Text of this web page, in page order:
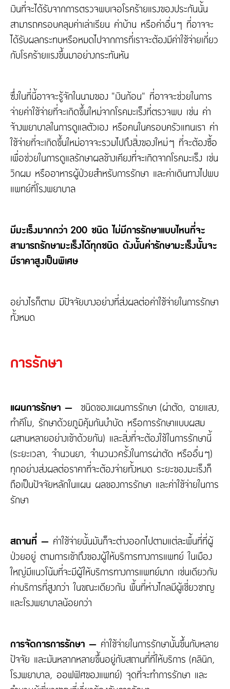
เงินที่จะได้รับจากการตรวจพบเจอโรคร้ายแรงของประกันนั้น
สามารถครอบคลุมค่าเล่าเรียน ค่าบ้าน หรือค่าอื่นๆ ที่อาจจะ
ได้รับผลกระทบหรือหมดไปจากการที่เราจะต้องมีค่าใช้จ่ายเกี่ยว
กับโรคร้ายแรงขึ้นมาอย่างกระทันหัน
ซึ่งในที่นี้อาจจะรู้จักในนามของ "เงินก้อน" ที่อาจจะช่วยในการ
จ่ายค่าใช้จ่ายที่จะเกิดขึ้นใหม่จากโรคมะเร็งที่ตรวจพบ เช่น ค่า
จ้างพยาบาลในการดูแลตัวเอง หรือคนในครอบครัวแทนเรา ค่า
ใช้จ่ายที่จะเกิดขึ้นใหม่อาจจะรวมไปถึงสิ่งของใหม่ๆ ที่จะต้องซื้อ
เพื่อช่วยในการดูแลรักษาผลข้างเคียงที่จะเกิดจากโรคมะเร็ง เช่น
วิกผม หรืออาหารผู้ป่วยสำหรับการรักษา และค่าเดินทางไปพบ
แพทย์ที่โรงพยาบาล
มีมะเร็งมากกว่า 200 ชนิด ไม่มีการรักษาแบบไหนที่จะ
สามารถรักษามะเร็งได้ทุกชนิด ดังนั้นค่ารักษามะเร็งนั้นจะ
มีราคาสูงเป็นพิเศษ
อย่างไรก็ตาม มีปัจจัยบางอย่างที่ส่งผลต่อค่าใช้จ่ายในการรักษา
ทั้งหมด
การรักษา
แผนการรักษา – ชนิดของแผนการรักษา (ผ่าตัด, ฉายแสง,
ทำคีโม, รักษาด้วยภูมิคุ้มกันบำบัด หรือการรักษาแบบผสม
ผสานหลายอย่างเข้าด้วยกัน) และสิ่งที่จะต้องใช้ในการรักษานี้
(ระยะเวลา, จำนวนยา, จำนวนวครั้งในการผ่าตัด หรืออื่นๆ)
ทุกอย่างส่งผลต่อราคาที่จะต้องจ่ายทั้งหมด ระยะของมะเร็งก็
ถือเป็นปัจจัยหลักในแผน ผลของการรักษา และค่าใช้จ่ายในการ
รักษา
สถานที่ – ค่าใช้จ่ายนั้นมันก็จะต่างออกไปตามแต่ละพื้นที่ที่ผู้
ป่วยอยู่ ตามการเข้าถึงของผู้ให้บริการทางการแพทย์ ในเมือง
ใหญ่มีแนวโน้มที่จะมีผู้ให้บริการทางการแพทย์มาก เช่นเดียวกับ
ค่าบริการที่สูงกว่า ในขณะเดียวกัน พื้นที่ห่างไกลมีผู้เชี่ยวชาญ
และโรงพยาบาลน้อยกว่า
การจัดการการรักษา – ค่าใช้จ่ายในการรักษานั้นขึ้นกับหลาย
ปัจจัย และมันหลากหลายขึ้นอยู่กับสถานที่ที่ให้บริการ (คลินิก,
โรงพยาบาล, ออฟฟิศของแพทย์) จุดที่จะทำการรักษา และ